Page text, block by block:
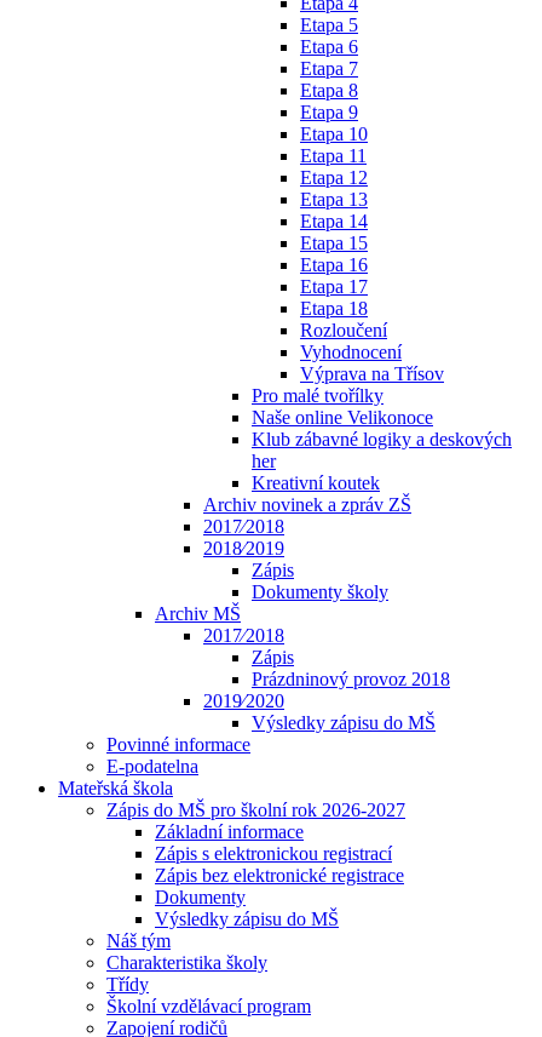
Etapa 5
Etapa 6
Etapa 7
Etapa 8
Etapa 9
Etapa 10
Etapa 11
Etapa 12
Etapa 13
Etapa 14
Etapa 15
Etapa 16
Etapa 17
Etapa 18
Rozloučení
Vyhodnocení
Výprava na Třísov
Pro malé tvořílky
Naše online Velikonoce
Klub zábavné logiky a deskových
her
Kreativní koutek
Archiv novinek a zpráv ZŠ
2017⁄2018
2018⁄2019
Zápis
Dokumenty školy
Archiv MŠ
2017⁄2018
Zápis
Prázdninový provoz 2018
2019⁄2020
Výsledky zápisu do MŠ
Povinné informace
E-podatelna
Mateřská škola
Zápis do MŠ pro školní rok 2026-2027
Základní informace
Zápis s elektronickou registrací
Zápis bez elektronické registrace
Dokumenty
Výsledky zápisu do MŠ
Náš tým
Charakteristika školy
Třídy
Školní vzdělávací program
Zapojení rodičů